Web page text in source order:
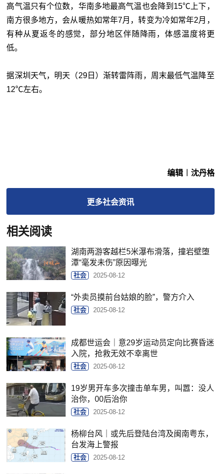
高气温只有个位数，华南多地最高气温也会降到15℃上下，
南方很多地方，会从暖热如常年7月，转变为冷如常年2月，
有种从夏返冬的感觉，部分地区伴随降雨，体感温度将更
低。
据深圳天气，明天（29日）渐转雷阵雨，周末最低气温降至
12℃左右。
编辑︱沈丹格
更多社会资讯
相关阅读
湖南两游客越栏5米瀑布滑落，撞岩壁堕
潭“毫发未伤”原因曝光
社会 2025-08-12
“外卖员摸前台姑娘的脸”，警方介入
社会 2025-08-12
成都世运会｜意29岁运动员定向比赛昏迷
入院，抢救无效不幸离世
社会 2025-08-12
19岁男开车多次撞击单车男，叫嚣：没人
治你，00后治你
社会 2025-08-12
杨柳台风｜或先后登陆台湾及闽南粤东，
台发海上警报
社会 2025-08-12